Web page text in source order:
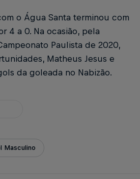
o Água Santa terminou com
4 a 0. Na ocasião, pela
Paulista de 2020,
Matheus Jesus e
da goleada no Nabizão.
Masculino